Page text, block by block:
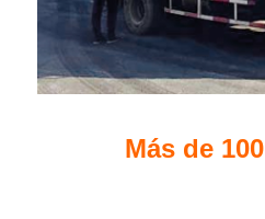
Más de 100